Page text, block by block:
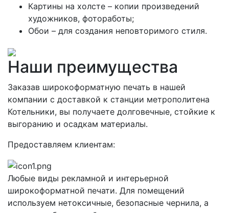
Картины на холсте – копии произведений
художников, фотоработы;
Обои – для создания неповторимого стиля.
Наши преимущества
Заказав широкоформатную печать в нашей
компании с доставкой к станции метрополитена
Котельники, вы получаете долговечные, стойкие к
выгоранию и осадкам материалы.
Предоставляем клиентам:
Любые виды рекламной и интерьерной
широкоформатной печати. Для помещений
используем нетоксичные, безопасные чернила, а